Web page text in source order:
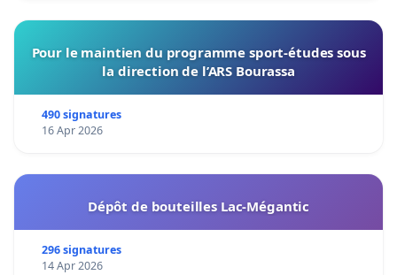
Pour le maintien du programme sport-études sous
la direction de l’ARS Bourassa
490 signatures
16 Apr 2026
Dépôt de bouteilles Lac-Mégantic
296 signatures
14 Apr 2026